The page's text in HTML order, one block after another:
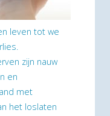
leven tot we
zijn nauw
en
met
het loslaten